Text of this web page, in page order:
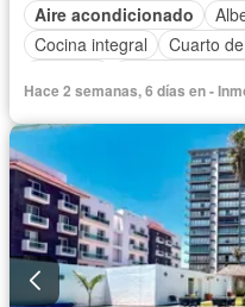
Aire acondicionado
Cocina integral
Cuarto
Recámara con closet
Hace 2 semanas, 6 días en -